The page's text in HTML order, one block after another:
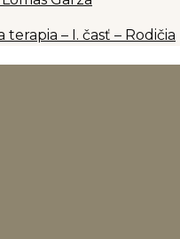
– I. časť – Rodičia